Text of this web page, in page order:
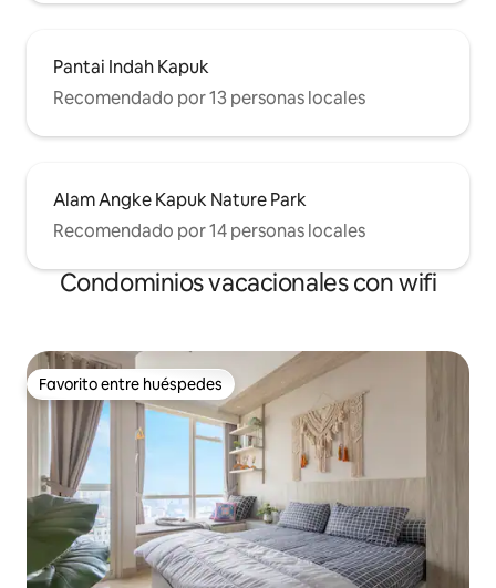
Pantai Indah Kapuk
Recomendado por 13 personas locales
Alam Angke Kapuk Nature Park
Recomendado por 14 personas locales
Condominios vacacionales con wifi
Favorito entre huéspedes
Favorito entre huéspedes